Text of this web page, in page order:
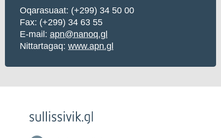
Oqarasuaat: (+299) 34 50 00
Fax: (+299) 34 63 55
E-mail: apn@nanoq.gl
Nittartagaq: www.apn.gl